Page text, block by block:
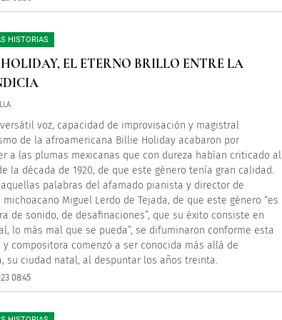
HISTORIAS
EL ETERNO BRILLO ENTRE LA
voz, capacidad de improvisación y magistral
de la afroamericana Billie Holiday acabaron por
a las plumas mexicanas que con dureza habían criticado al
la década de 1920, de que este género tenía gran calidad.
aquellas palabras del afamado pianista y director de
Miguel Lerdo de Tejada, de que este género “es
de sonido, de desafinaciones”, que su éxito consiste en
lo más mal que se pueda”, se difuminaron conforme esta
compositora comenzó a ser conocida más allá de
su ciudad natal, al despuntar los años treinta.
08:45